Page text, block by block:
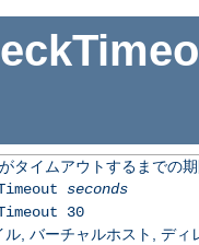
タイムアウトするまでの
seconds
30
ル, バーチャルホスト, ディ